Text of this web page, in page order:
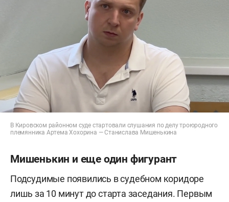
В Кировском районном суде стартовали слушания по делу троюродного
племянника Артема Хохорина — Станислава Мишенькина
Мишенькин и еще один фигурант
Подсудимые появились в судебном коридоре
лишь за 10 минут до старта заседания. Первым